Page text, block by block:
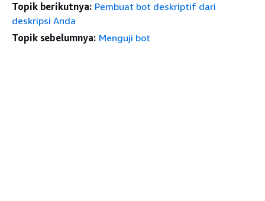
Topik berikutnya: Pembuat bot deskriptif dari
deskripsi Anda
Topik sebelumnya: Menguji bot